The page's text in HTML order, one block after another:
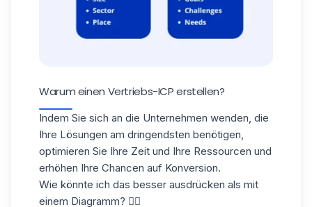
Warum einen Vertriebs-ICP erstellen?
Indem Sie sich an die Unternehmen wenden, die
Ihre Lösungen am dringendsten benötigen,
optimieren Sie Ihre Zeit und Ihre Ressourcen und
erhöhen Ihre Chancen auf Konversion.
Wie könnte ich das besser ausdrücken als mit
einem Diagramm? 👇🏼